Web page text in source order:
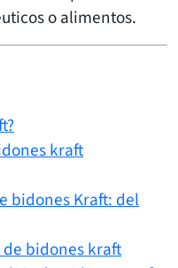
o alimentos.
kraft
bidones Kraft: del
bidones kraft